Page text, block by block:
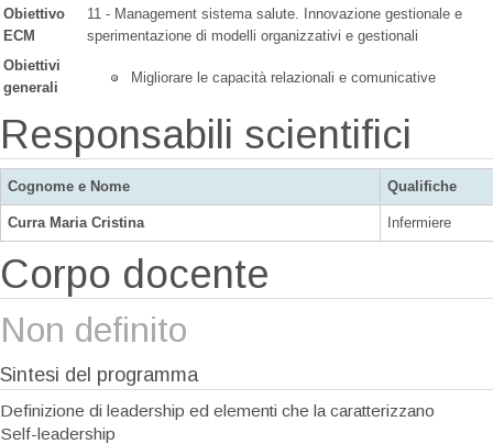
Obiettivo
ECM
11 - Management sistema salute. Innovazione gestionale e
sperimentazione di modelli organizzativi e gestionali
Obiettivi
generali
Migliorare le capacità relazionali e comunicative
Responsabili scientifici
Cognome e Nome Qualifiche
Curra Maria Cristina Infermiere
Corpo docente
Non definito
Sintesi del programma
Definizione di leadership ed elementi che la caratterizzano
Self-leadership